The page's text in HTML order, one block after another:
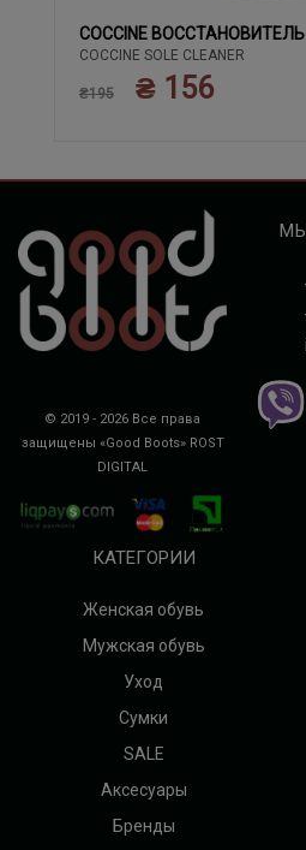
COCCINE
COCCINE SOLE CLEANER
₴195 ₴ 156
© 2019 - 2026 Все права
защищены «Good Boots» ROST
DIGITAL
КАТЕГОРИИ
Женская обувь
Мужская обувь
Уход
Сумки
SALE
Аксесуары
Бренды